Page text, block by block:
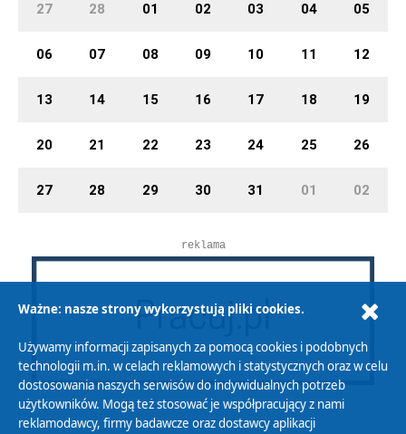
27 28 01 02 03 04 05
06 07 08 09 10 11 12
13 14 15 16 17 18 19
20 21 22 23 24 25 26
27 28 29 30 31 01 02
reklama
Ważne: nasze strony wykorzystują pliki cookies.
Używamy informacji zapisanych za pomocą cookies i podobnych
technologii m.in. w celach reklamowych i statystycznych oraz w celu
dostosowania naszych serwisów do indywidualnych potrzeb
użytkowników. Mogą też stosować je współpracujący z nami
reklamodawcy, firmy badawcze oraz dostawcy aplikacji